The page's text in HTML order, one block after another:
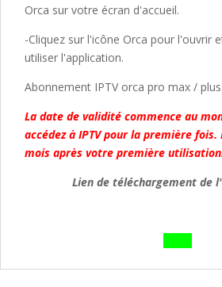
Orca sur votre écran d'accueil.
-Cliquez sur l'icône Orca pour l'ouvrir
utiliser l'application.
Abonnement IPTV orca pro max /
La date de validité commence au
accédez à IPTV pour la première
mois après votre première
Lien de téléchargement de